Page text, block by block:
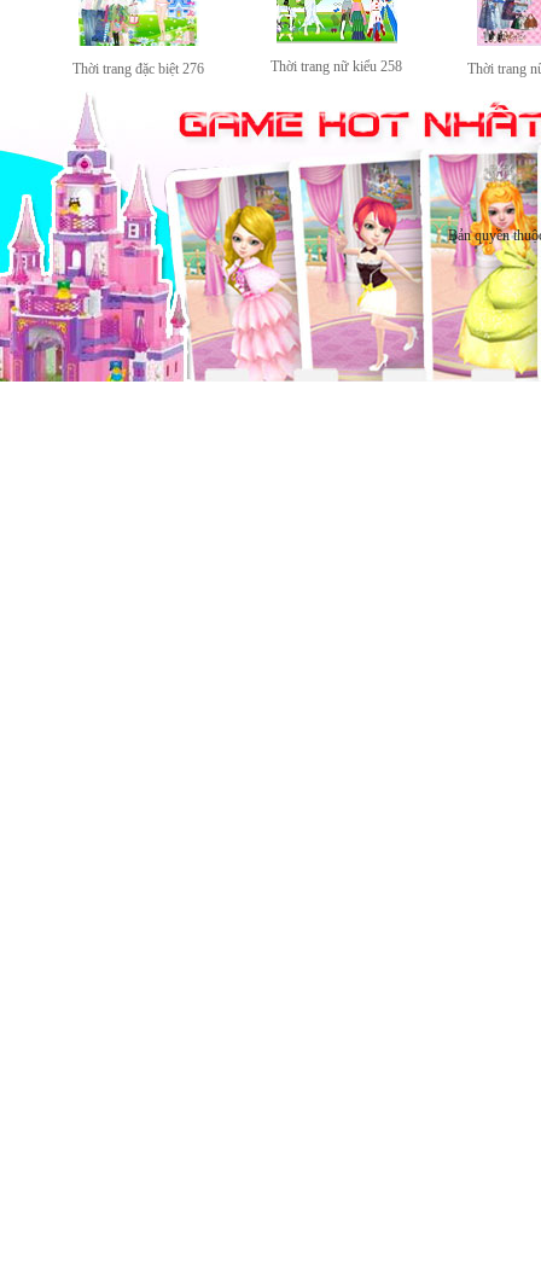
Thời trang đặc biệt 276 Thời trang nữ kiểu 258 Thời trang
Bản quyền